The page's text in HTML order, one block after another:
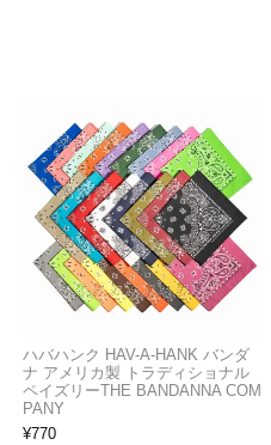
ハバハンク HAV-A-HANK バンダ
ナ アメリカ製 トラディショナル
ペイズリーTHE BANDANNA COM
PANY
¥770